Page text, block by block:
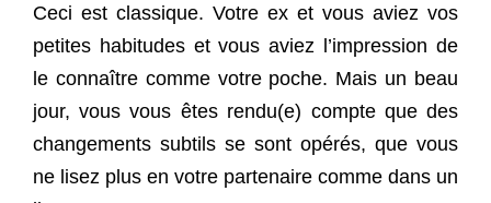
Ceci est classique. Votre ex et vous aviez vos
petites habitudes et vous aviez l’impression de
le connaître comme votre poche. Mais un beau
jour, vous vous êtes rendu(e) compte que des
changements subtils se sont opérés, que vous
ne lisez plus en votre partenaire comme dans un